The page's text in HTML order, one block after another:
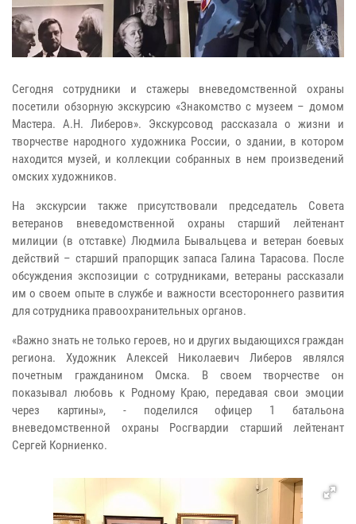
Сегодня сотрудники и стажеры вневедомственной охраны
посетили обзорную экскурсию «Знакомство с музеем – домом
Мастера. А.Н. Либеров». Экскурсовод рассказала о жизни и
творчестве народного художника России, о здании, в котором
находится музей, и коллекции собранных в нем произведений
омских художников.
На экскурсии также присутствовали председатель Совета
ветеранов вневедомственной охраны старший лейтенант
милиции (в отставке) Людмила Бывальцева и ветеран боевых
действий – старший прапорщик запаса Галина Тарасова. После
обсуждения экспозиции с сотрудниками, ветераны рассказали
им о своем опыте в службе и важности всестороннего развития
для сотрудника правоохранительных органов.
«Важно знать не только героев, но и других выдающихся граждан
региона. Художник Алексей Николаевич Либеров являлся
почетным гражданином Омска. В своем творчестве он
показывал любовь к Родному Краю, передавая свои эмоции
через картины», - поделился офицер 1 батальона
вневедомственной охраны Росгвардии старший лейтенант
Сергей Корниенко.